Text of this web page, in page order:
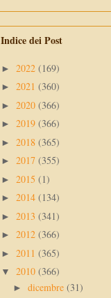
Indice dei Post
► 2022 (169)
► 2021 (360)
► 2020 (366)
► 2019 (366)
► 2018 (365)
► 2017 (355)
► 2015 (1)
► 2014 (134)
► 2013 (341)
► 2012 (366)
► 2011 (365)
▼ 2010 (366)
► dicembre (31)